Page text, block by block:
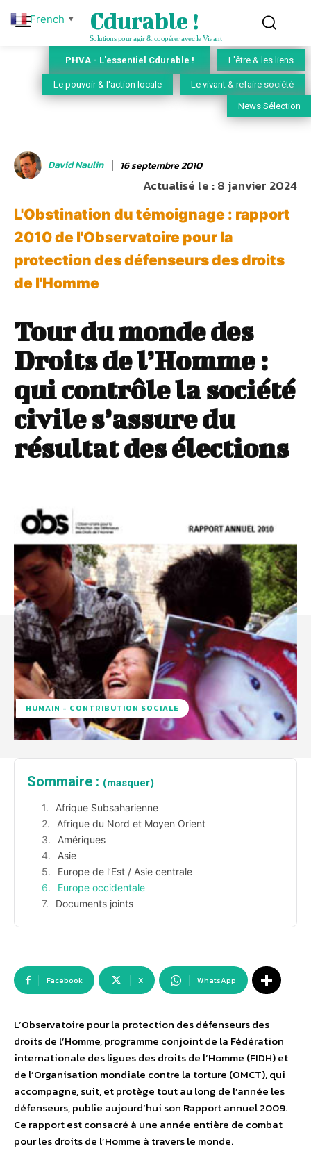
Cdurable !
Solutions pour agir & coopérer avec le Vivant
PHVA - L'essentiel Cdurable ! L'être & les liens
Le pouvoir & l'action locale Le vivant & refaire société
News Sélection
David Naulin 16 septembre 2010
Actualisé le :8 janvier 2024
L'Obstination du témoignage : rapport
2010 de l'Observatoire pour la
protection des défenseurs des droits
de l'Homme
Tour du monde des
Droits de l’Homme :
qui contrôle la société
civile s’assure du
résultat des élections
HUMAIN - CONTRIBUTION SOCIALE
Sommaire : (masquer)
Afrique Subsaharienne
Afrique du Nord et Moyen Orient
Amériques
Asie
Europe de l’Est / Asie centrale
Europe occidentale
Documents joints
Facebook X WhatsApp
L’Observatoire pour la protection des défenseurs des
droits de l’Homme, programme conjoint de la Fédération
internationale des ligues des droits de l’Homme (FIDH) et
de l’Organisation mondiale contre la torture (OMCT), qui
accompagne, suit, et protège tout au long de l’année les
défenseurs, publie aujourd’hui son Rapport annuel 2009.
Ce rapport est consacré à une année entière de combat
pour les droits de l’Homme à travers le monde.
French ▼